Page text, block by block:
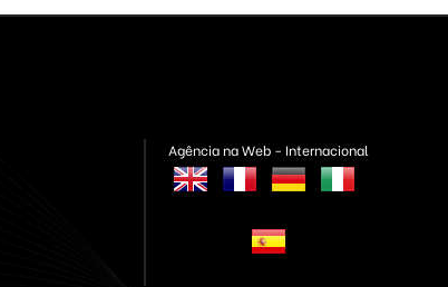
Agência na Web - Internacional